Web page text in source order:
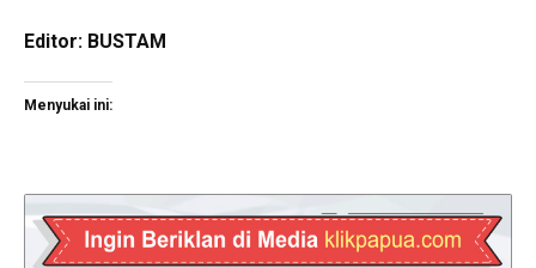
Editor: BUSTAM
Menyukai ini: